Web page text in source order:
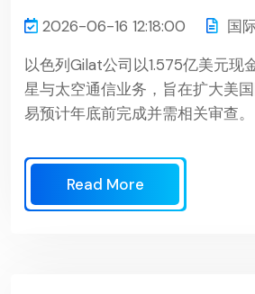
2026-06-16 12:18:00
国
以色列Gilat公司以1.575亿美元
星与太空通信业务，旨在扩大美
易预计年底前完成并需相关审查。
Read More